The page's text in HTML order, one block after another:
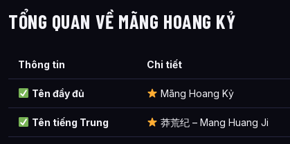
Thần thông Hộ thể
Thần thông Phân thân
Kiếm thuật
Pháp môn Tâm lực
Trận pháp
TỔNG QUAN VỀ MÃNG HOANG KỶ
Thông tin Chi tiết
Tên đầy đủ Mãng Hoang Kỷ
Tên tiếng Trung 莽荒纪 – Mang Huang Ji